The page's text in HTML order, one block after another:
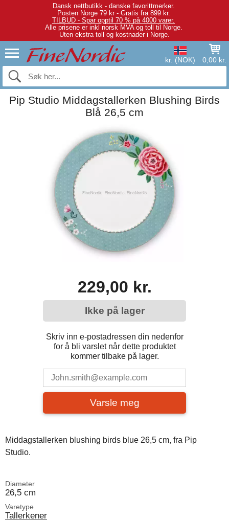
Dansk nettbutikk - danske favorittmerker.
Posten Norge 79 kr - Gratis fra 899 kr.
TILBUD - Spar opptil 70 % på 4000 varer.
Alle prisene er inkl norsk MVA og toll til Norge.
Uten ekstra toll og kostnader i Norge.
kr. (NOK) 0,00 kr.
Pip Studio Middagstallerken Blushing Birds
Blå 26,5 cm
229,00 kr.
Ikke på lager
Skriv inn e-postadressen din nedenfor
for å bli varslet når dette produktet
kommer tilbake på lager.
Varsle meg
Middagstallerken blushing birds blue 26,5 cm, fra Pip
Studio.
Diameter
26,5 cm
Varetype
Tallerkener